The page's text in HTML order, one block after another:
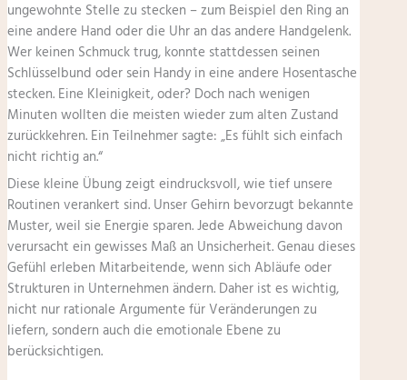
ungewohnte Stelle zu stecken – zum Beispiel den Ring an
eine andere Hand oder die Uhr an das andere Handgelenk.
Wer keinen Schmuck trug, konnte stattdessen seinen
Schlüsselbund oder sein Handy in eine andere Hosentasche
stecken. Eine Kleinigkeit, oder? Doch nach wenigen
Minuten wollten die meisten wieder zum alten Zustand
zurückkehren. Ein Teilnehmer sagte: „Es fühlt sich einfach
nicht richtig an.“
Diese kleine Übung zeigt eindrucksvoll, wie tief unsere
Routinen verankert sind. Unser Gehirn bevorzugt bekannte
Muster, weil sie Energie sparen. Jede Abweichung davon
verursacht ein gewisses Maß an Unsicherheit. Genau dieses
Gefühl erleben Mitarbeitende, wenn sich Abläufe oder
Strukturen in Unternehmen ändern. Daher ist es wichtig,
nicht nur rationale Argumente für Veränderungen zu
liefern, sondern auch die emotionale Ebene zu
berücksichtigen.